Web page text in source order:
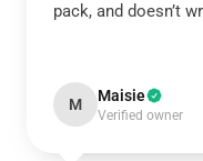
pack, and doesn’t
M Maisie
Verified owner